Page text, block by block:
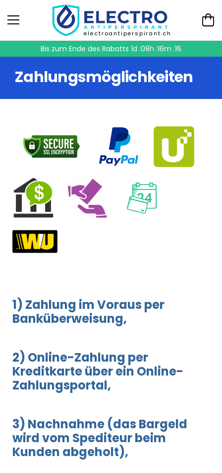
electroantiperspirant.ch
Bis zum Ende des Rabatts 1d :08h :16m :16
Zahlungsmöglichkeiten
1) Zahlung im Voraus per
Banküberweisung,
2) Online-Zahlung per
Kreditkarte über ein Online-
Zahlungsportal,
3) Nachnahme (das Bargeld
wird vom Spediteur beim
Kunden abgeholt),